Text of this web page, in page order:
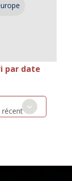
par date
récent